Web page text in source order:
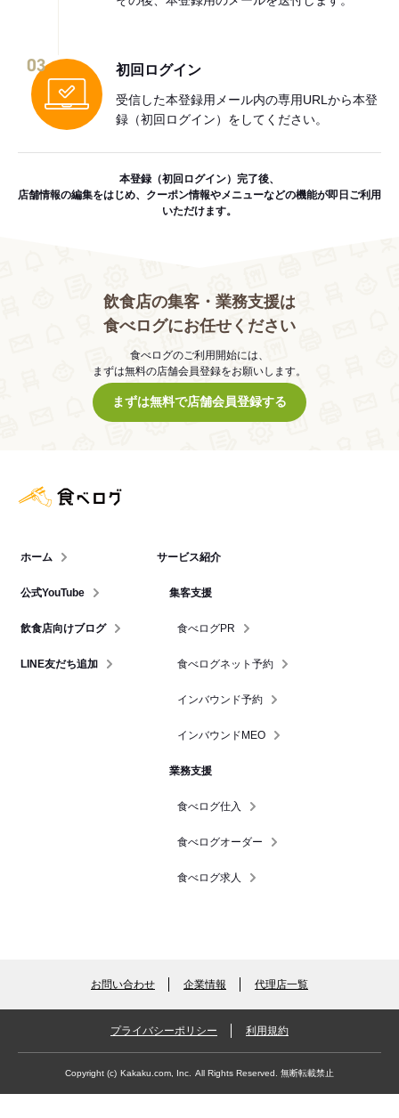
03 初回ログイン
受信した本登録用メール内の専用URLから本登
録（初回ログイン）をしてください。
本登録（初回ログイン）完了後、
店舗情報の編集をはじめ、クーポン情報やメニューなどの機能が即日ご利用
いただけます。
飲食店の集客・業務支援は
食べログにお任せください
食べログのご利用開始には、
まずは無料の店舗会員登録をお願いします。
まずは無料で店舗会員登録する
ホーム
公式YouTube
飲食店向けブログ
LINE友だち追加
サービス紹介
集客支援
食べログPR
食べログネット予約
インバウンド予約
インバウンドMEO
業務支援
食べログ仕入
食べログオーダー
食べログ求人
お問い合わせ 企業情報 代理店一覧
プライバシーポリシー 利用規約
Copyright (c) Kakaku.com, Inc. All Rights Reserved. 無断転載禁止